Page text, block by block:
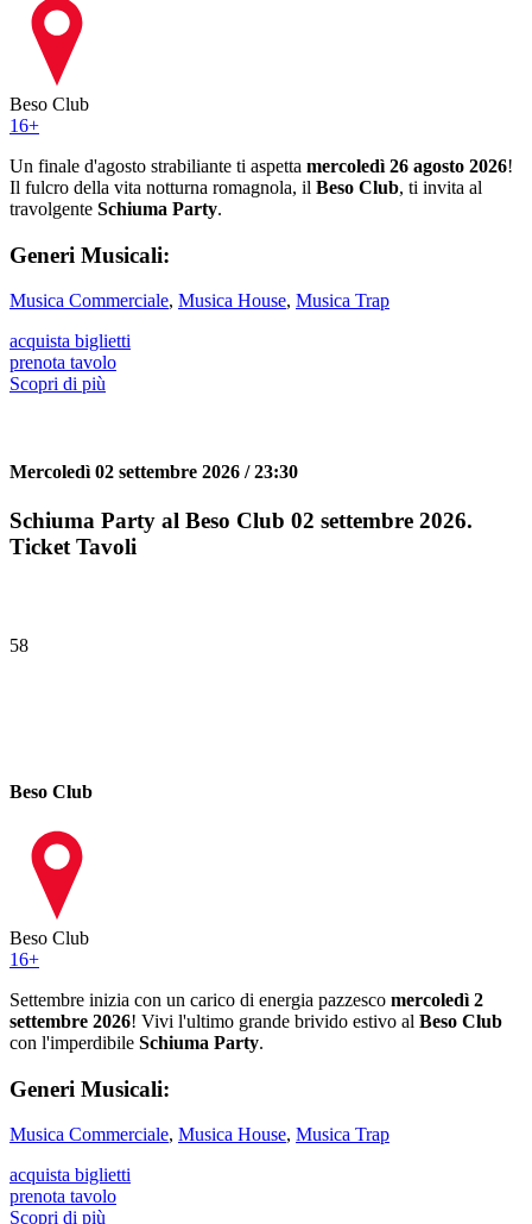
Beso Club
16+
Un finale d'agosto strabiliante ti aspetta mercoledì 26 agosto 2026!
Il fulcro della vita notturna romagnola, il Beso Club, ti invita al
travolgente Schiuma Party.
Generi Musicali:
Musica Commerciale, Musica House, Musica Trap
acquista biglietti
prenota tavolo
Scopri di più
Mercoledì 02 settembre 2026 / 23:30
Schiuma Party al Beso Club 02 settembre 2026.
Ticket Tavoli
58
Beso Club
Beso Club
16+
Settembre inizia con un carico di energia pazzesco mercoledì 2
settembre 2026! Vivi l'ultimo grande brivido estivo al Beso Club
con l'imperdibile Schiuma Party.
Generi Musicali:
Musica Commerciale, Musica House, Musica Trap
acquista biglietti
prenota tavolo
Scopri di più